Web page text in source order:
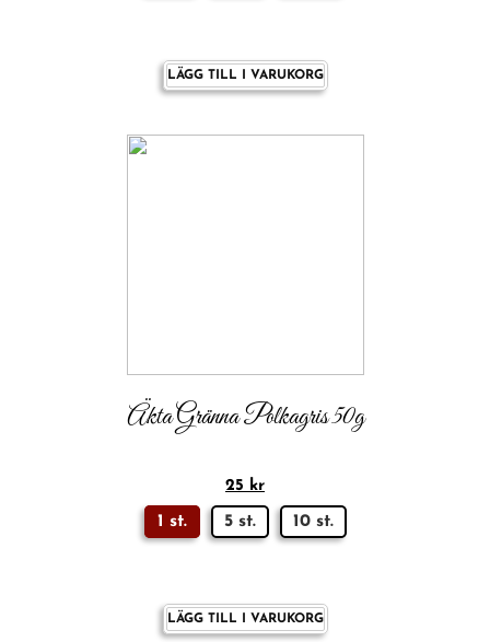
LÄGG TILL I VARUKORG
Äkta Gränna Polkagris 50g
25 kr
1 st. 5 st. 10 st.
LÄGG TILL I VARUKORG